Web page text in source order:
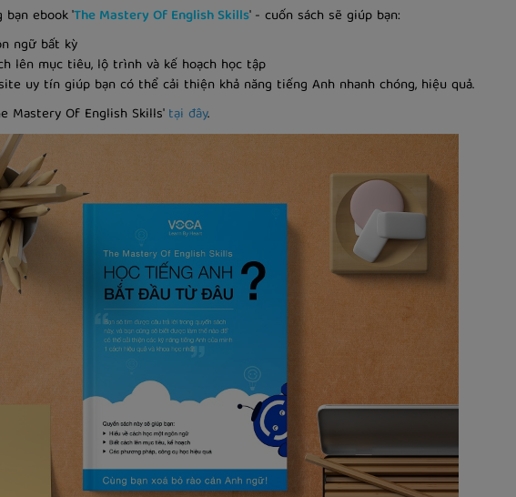
bạn ebook 'The Mastery Of English Skills' - cuốn sách sẽ giúp bạn:
ngữ bất kỳ
lên mục tiêu, lộ trình và kế hoạch học tập
uy tín giúp bạn có thể cải thiện khả năng tiếng Anh nhanh chóng, hiệu quả.
Mastery Of English Skills'tại đây.